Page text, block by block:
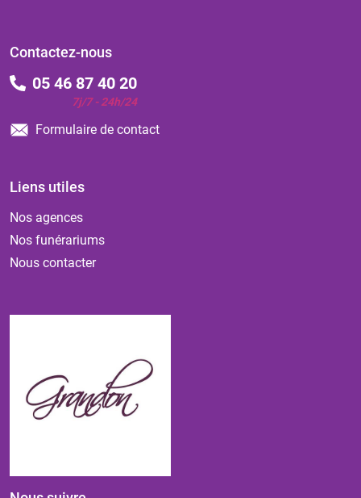
Contactez-nous
05 46 87 40 20
7j/7 - 24h/24
Formulaire de contact
Liens utiles
Nos agences
Nos funérariums
Nous contacter